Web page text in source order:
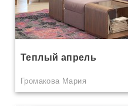
Теплый апрель
Громакова Мария